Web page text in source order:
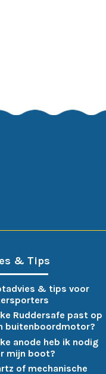
& Tips
& tips voor
Ruddersafe past op
buitenboordmotor?
anode heb ik nodig
mijn boot?
of mechanische